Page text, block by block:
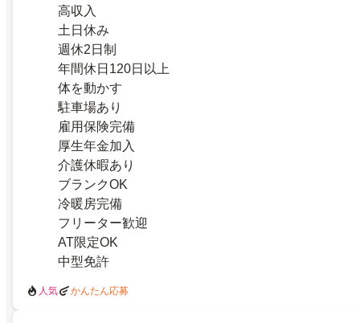
高収入
土日休み
週休2日制
年間休日120日以上
体を動かす
駐車場あり
雇用保険完備
厚生年金加入
介護休暇あり
ブランクOK
冷暖房完備
フリーター歓迎
AT限定OK
中型免許
人気 かんたん応募